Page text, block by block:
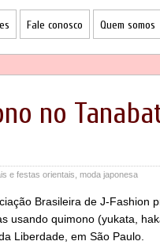
Fale conosco Quem somos
no
e festas orientais moda japonesa
Brasileira de J-Fashion
usando quimono (yukata,
Liberdade, em São Paulo.